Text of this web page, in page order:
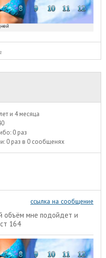
и 4 месяца
0 раз
0 раз в 0 сообщенях
ссылка на сообщение
объём мне подойдет и
164